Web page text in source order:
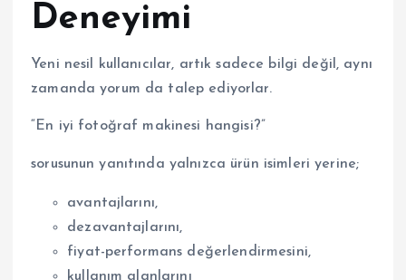
Deneyimi
Yeni nesil kullanıcılar, artık sadece bilgi değil, aynı
zamanda yorum da talep ediyorlar.
“En iyi fotoğraf makinesi hangisi?”
sorusunun yanıtında yalnızca ürün isimleri yerine;
avantajlarını,
dezavantajlarını,
fiyat-performans değerlendirmesini,
kullanım alanlarını